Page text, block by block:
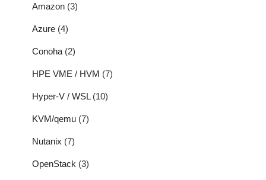
Amazon (3)
Azure (4)
Conoha (2)
HPE VME / HVM (7)
Hyper-V / WSL(10)
KVM/qemu (7)
Nutanix (7)
OpenStack (3)